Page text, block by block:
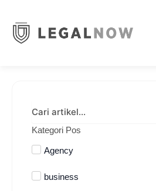
Kategori Pos
Agency
business